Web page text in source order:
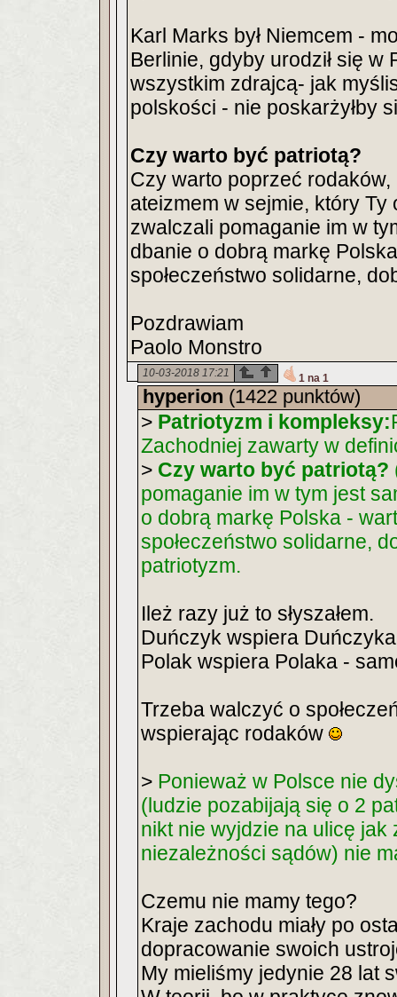
Karl Marks był Niemcem -
Berlinie, gdyby urodził się w
wszystkim zdrajcą- jak
polskości - nie poskarżyłby
Czy warto być patriotą?
Czy warto poprzeć
ateizmem w sejmie, który Ty
zwalczali pomaganie im w
dbanie o dobrą markę
społeczeństwo solidarne,
Pozdrawiam
Paolo Monstro
10-03-2018 17:21 1 na 1
hyperion (1422 punktów)
> Patriotyzm i kompleksy:
Zachodniej zawarty w
> Czy warto być patriotą?
pomaganie im w tym jest
o dobrą markę Polska -
społeczeństwo solidarne,
patriotyzm.
Ileż razy już to słyszałem.
Duńczyk wspiera
Polak wspiera Polaka -
Trzeba walczyć o
wspierając rodaków
> Ponieważ w Polsce nie
(ludzie pozabijają się o 2
nikt nie wyjdzie na ulicę
niezależności sądów) nie
Czemu nie mamy tego?
Kraje zachodu miały po
dopracowanie swoich
My mieliśmy jedynie 28 lat